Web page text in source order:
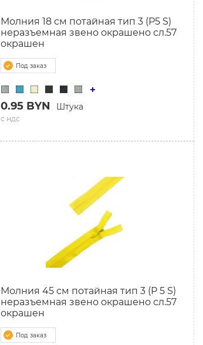
Молния 18 см потайная тип 3 (Р5 S)
неразъемная звено окрашено сл.57
окрашен
Под заказ
с ндс
0.95 BYN Штука
Молния 45 см потайная тип 3 (P 5 S)
неразъемная звено окрашено сл.57
окрашен
Под заказ